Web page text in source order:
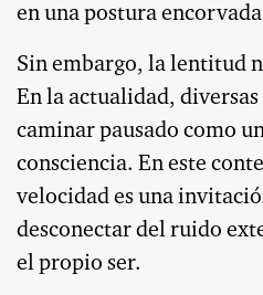
en una postura encorvada
Sin embargo, la lentitud
En la actualidad,
caminar pausado como
consciencia. En este
velocidad es una
desconectar del ruido
el propio ser.